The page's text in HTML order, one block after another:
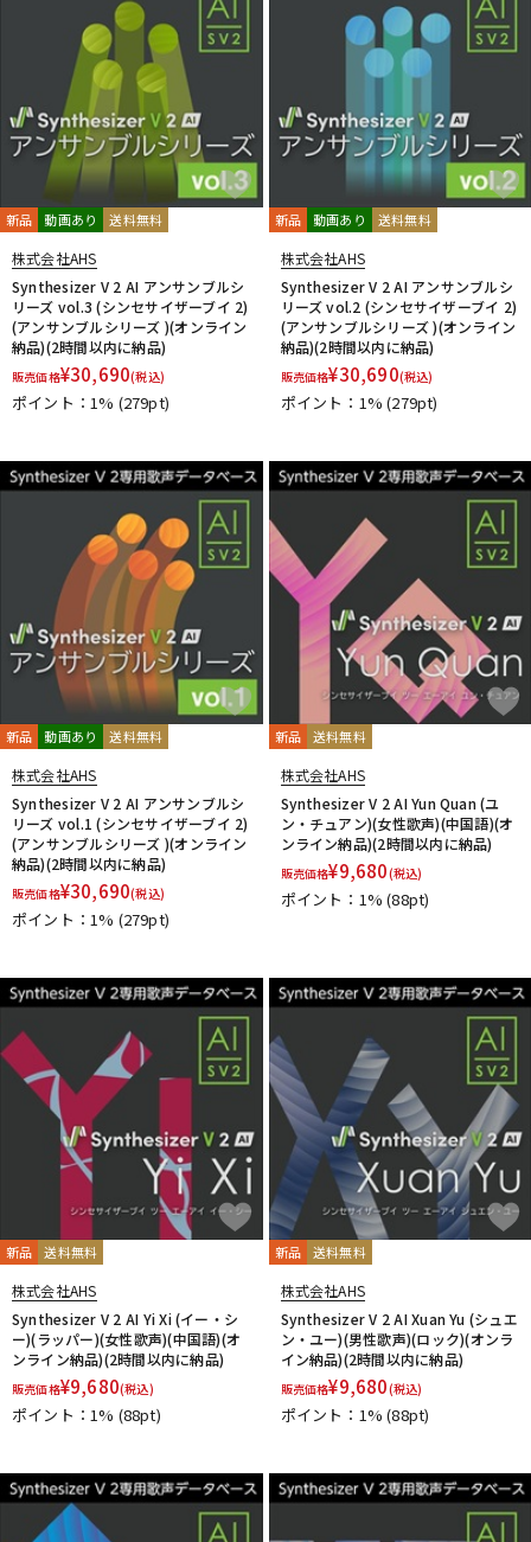
新品 動画あり 送料無料
株式会社AHS
Synthesizer V 2 AI アンサンブルシ
リーズ vol.3 (シンセサイザーブイ 2)
(アンサンブルシリーズ )(オンライン
納品)(2時間以内に納品)
販売価格¥30,690(税込)
ポイント：1% (279pt)
新品 動画あり 送料無料
株式会社AHS
Synthesizer V 2 AI アンサンブルシ
リーズ vol.2 (シンセサイザーブイ 2)
(アンサンブルシリーズ )(オンライン
納品)(2時間以内に納品)
販売価格¥30,690(税込)
ポイント：1%(279pt)
新品 動画あり 送料無料
株式会社AHS
Synthesizer V 2 AI アンサンブルシ
リーズ vol.1 (シンセサイザーブイ 2)
(アンサンブルシリーズ )(オンライン
納品)(2時間以内に納品)
販売価格¥30,690(税込)
ポイント：1% (279pt)
新品 送料無料
株式会社AHS
Synthesizer V 2 AI Yun Quan (ユ
ン・チュアン)(女性歌声)(中国語)(オ
ンライン納品)(2時間以内に納品)
販売価格¥9,680(税込)
ポイント：1%(88pt)
新品 送料無料
株式会社AHS
Synthesizer V 2 AI Yi Xi (イー・シ
ー)(ラッパー)(女性歌声)(中国語)(オ
ンライン納品)(2時間以内に納品)
販売価格¥9,680(税込)
ポイント：1% (88pt)
新品 送料無料
株式会社AHS
Synthesizer V 2 AI Xuan Yu (シュエ
ン・ユー)(男性歌声)(ロック)(オンラ
イン納品)(2時間以内に納品)
販売価格¥9,680(税込)
ポイント：1%(88pt)